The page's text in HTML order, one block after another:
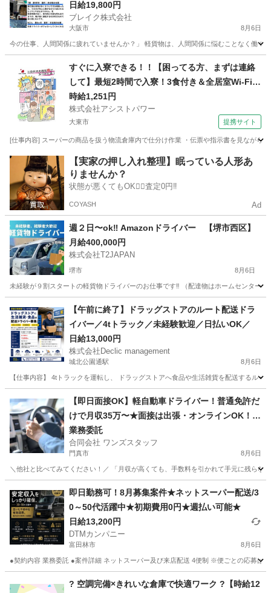
日給19,800円
ブレイク株式会社
大阪市 8月6日
今の仕事、人間関係に疲れていませんか？」 軽貨物は、人間関係に悩むことなく働
ドライバー ロイヤリティ
すぐに入寮できる！！【困ってる方、まずは連絡
して】最短2時間で入寮！3食付き＆全居室Wi-Fi有
り！調味料のピッキング作業【お迎え＆即入寮o
k!!】
時給1,251円
株式会社アシストパワー
大東市 提携サイト
[仕事内容] スーパーの商品を扱う物流倉庫内で仕分け作業 ・伝票や指示書を見ながら
大阪 大東市 その他
【実家の押し入れ整理】眠っている人形あ
りませんか？
状態が悪くてもOK🙆‍♀️査定0円‼️
COYASH Ad
週２日〜ok‼️ Amazonドライバー 【堺市西区】
月給400,000円
株式会社T2JAPAN
堺市 8月6日
未経験が９割スタートの軽貨物ドライバーのお仕事です‼︎ （配達物はホームセンター
ドライバー スタッフ
【午前に終了】ドラッグストアのルート配送ドラ
イバー／4tトラック／未経験歓迎／日払いOK／
日給13,000円
株式会社Declic management
城北公園通駅 8月6日
【仕事内容】 4tトラックを運転し、 ドラッグストアへ食品や生活雑貨を配送するル
城北公園通駅 ドライバー トラック
【即日面接OK】軽自動車ドライバー！普通免許だ
けで月収35万〜★面接は出張・オンラインOK！車
レンタルあり・直行直帰
業務委託
合同会社 ワンズスタッフ
門真市 8月6日
＼他社と比べてみてください！／ 「月収が高くても、手数料を引かれて手元に残ら
ドライバー 置き配
即日勤務可！8月募集案件★ネットスーパー配送/3
0～50代活躍中★初期費用0円★週払い可能★
日給13,200円
DTMカンパニー
富田林市 8月6日
●契約内容 業務委託 ●案件詳細 ネットスーパー及び来店配送 4便制 ※便ごとの応募は
ドライバー ネットスーパー
? 空調完備×きれいな倉庫で快適ワーク ?【時給12